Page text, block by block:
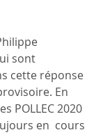
sont
cette réponse
En
POLLEC 2020
en  cours